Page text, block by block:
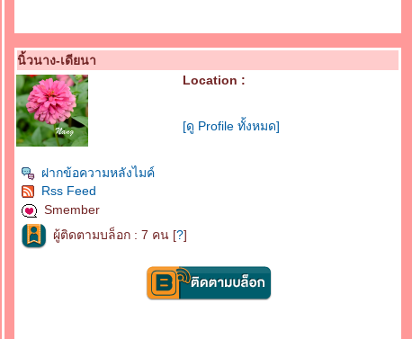
นิ้วนาง-เดียนา
Location :
[ดู Profile ทั้งหมด]
ฝากข้อความหลังไมค์
Rss Feed
Smember
ผู้ติดตามบล็อก : 7 คน [?]